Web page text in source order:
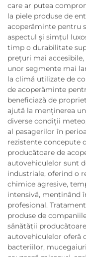
care ar putea
la piele produse de
acoperăminte pentru
aspectul și simțul
timp o durabilitate
prețuri mai
unor segmente mai
la climă utilizate de
de acoperăminte
beneficiază de
ajută la menținerea
diverse condiții
al pasagerilor în
rezistente concepute
producătoare de
autovehiculelor sunt
industriale, oferind o
chimice agresive,
intensivă, menținând
profesional.
produse de
sănătății
autovehiculelor oferă
bacteriilor,